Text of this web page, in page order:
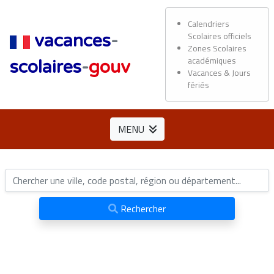
vacances-
scolaires-gouv
Calendriers
Scolaires officiels
Zones Scolaires
académiques
Vacances & Jours
fériés
MENU
Rechercher